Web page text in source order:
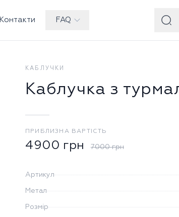
Контакти FAQ
КАБЛУЧКИ
Каблучка з
ПРИБЛИЗНА ВАРТІСТЬ
4900 грн 7000 грн
Артикул
Метал
Розмір